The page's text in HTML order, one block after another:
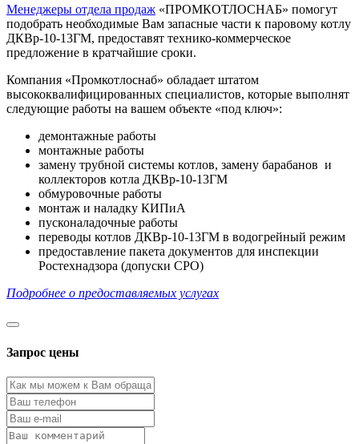
Менеджеры отдела продаж «ПРОМКОТЛОСНАБ» помогут
подобрать необходимые Вам запасные части к паровому котлу
ДКВр-10-13ГМ, предоставят технико-коммерческое
предложение в кратчайшие сроки.
Компания «Промкотлоснаб» обладает штатом
высококвалифицированных специалистов, которые выполнят
следующие работы на вашем объекте «под ключ»:
демонтажные работы
монтажные работы
замену трубной системы котлов, замену барабанов и
коллекторов котла ДКВр-10-13ГМ
обмуровочные работы
монтаж и наладку КИПиА
пусконаладочные работы
переводы котлов ДКВр-10-13ГМ в водогрейный режим
предоставление пакета документов для инспекции
Ростехнадзора (допуски СРО)
Подробнее о предоставляемых услугах
Запрос цены